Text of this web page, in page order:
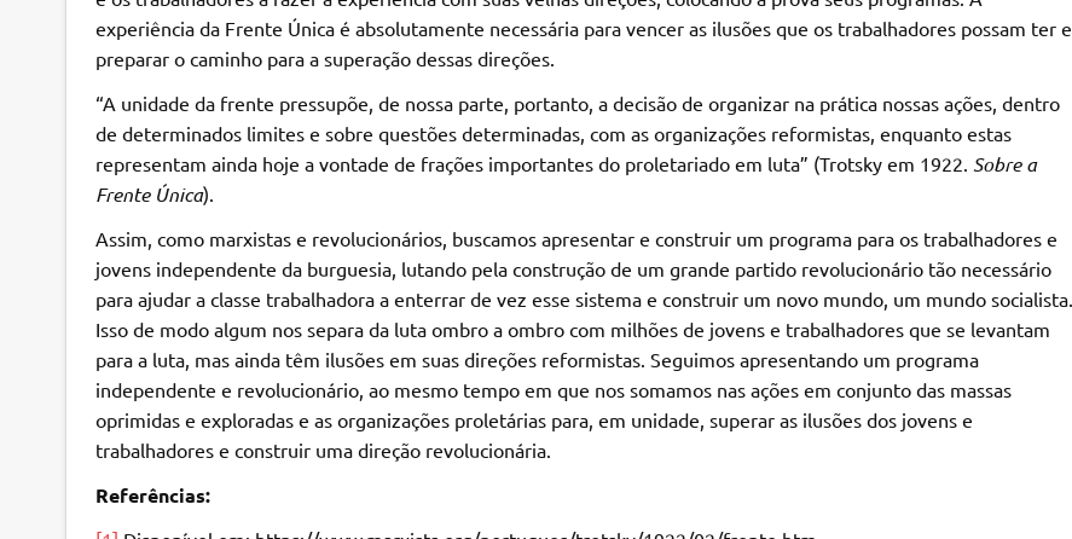
experiência da Frente Única é absolutamente necessária para vencer as ilusões que os trabalhadores possam ter e
preparar o caminho para a superação dessas direções.
“A unidade da frente pressupõe, de nossa parte, portanto, a decisão de organizar na prática nossas ações, dentro
de determinados limites e sobre questões determinadas, com as organizações reformistas, enquanto estas
representam ainda hoje a vontade de frações importantes do proletariado em luta” (Trotsky em 1922. Sobre a
Frente Única).
Assim, como marxistas e revolucionários, buscamos apresentar e construir um programa para os trabalhadores e
jovens independente da burguesia, lutando pela construção de um grande partido revolucionário tão necessário
para ajudar a classe trabalhadora a enterrar de vez esse sistema e construir um novo mundo, um mundo socialista.
Isso de modo algum nos separa da luta ombro a ombro com milhões de jovens e trabalhadores que se levantam
para a luta, mas ainda têm ilusões em suas direções reformistas. Seguimos apresentando um programa
independente e revolucionário, ao mesmo tempo em que nos somamos nas ações em conjunto das massas
oprimidas e exploradas e as organizações proletárias para, em unidade, superar as ilusões dos jovens e
trabalhadores e construir uma direção revolucionária.
Referências: